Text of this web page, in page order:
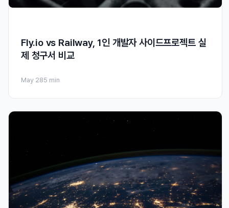
Fly.io vs Railway, 1인 개발자 사이드프로젝트 실
제 청구서 비교
May 285 min